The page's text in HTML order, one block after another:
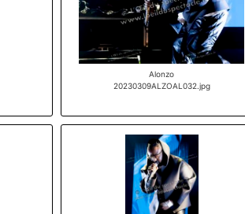
Alonzo
20230309ALZOAL032.jpg